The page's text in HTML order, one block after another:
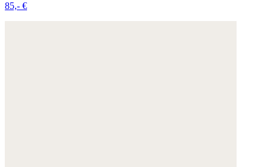
85,- €